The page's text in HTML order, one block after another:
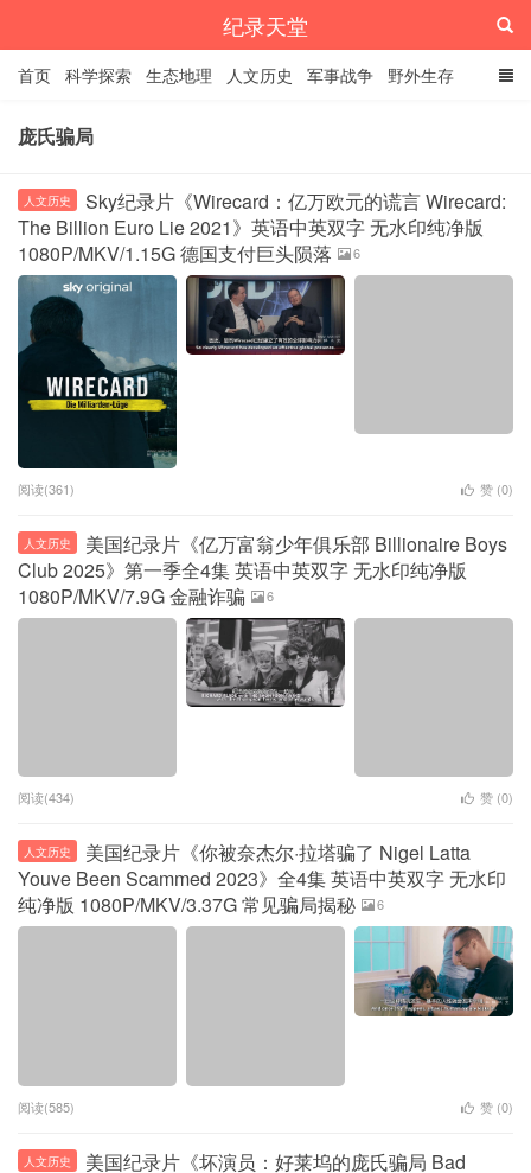
纪录天堂
首页 科学探索 生态地理 人文历史 军事战争 野外生存
经典纪录
庞氏骗局
人文历史
Sky纪录片《Wirecard：亿万欧元的谎言 Wirecard:
The Billion Euro Lie 2021》英语中英双字 无水印纯净版
1080P/MKV/1.15G 德国支付巨头陨落
6
阅读(361) 赞 (0)
人文历史
美国纪录片《亿万富翁少年俱乐部 Billionaire Boys
Club 2025》第一季全4集 英语中英双字 无水印纯净版
1080P/MKV/7.9G 金融诈骗
6
阅读(434) 赞 (0)
人文历史
美国纪录片《你被奈杰尔·拉塔骗了 Nigel Latta
Youve Been Scammed 2023》全4集 英语中英双字 无水印
纯净版 1080P/MKV/3.37G 常见骗局揭秘
6
阅读(585) 赞 (0)
人文历史
美国纪录片《坏演员：好莱坞的庞氏骗局 Bad